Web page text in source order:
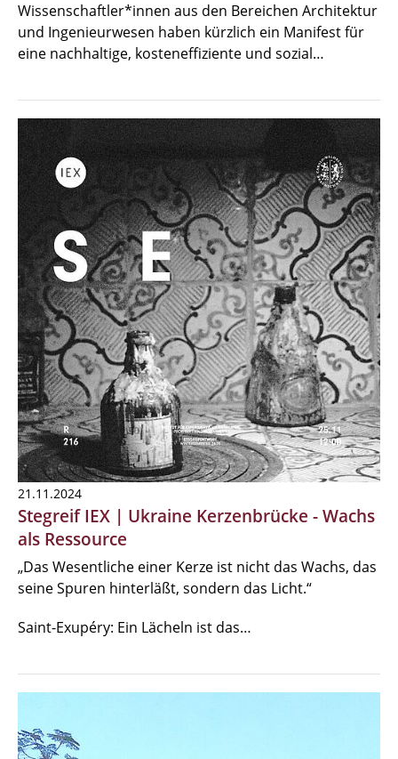
Wissenschaftler*innen aus den Bereichen Architektur
und Ingenieurwesen haben kürzlich ein Manifest für
eine nachhaltige, kosteneffiziente und sozial…
21.11.2024
Stegreif IEX | Ukraine Kerzenbrücke - Wachs
als Ressource
„Das Wesentliche einer Kerze ist nicht das Wachs, das
seine Spuren hinterläßt, sondern das Licht.“
Saint-Exupéry: Ein Lächeln ist das…